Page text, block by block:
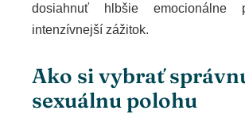
dosiahnuť hlbšie emocionálne
intenzívnejší zážitok.
Ako si vybrať
sexuálnu polohu